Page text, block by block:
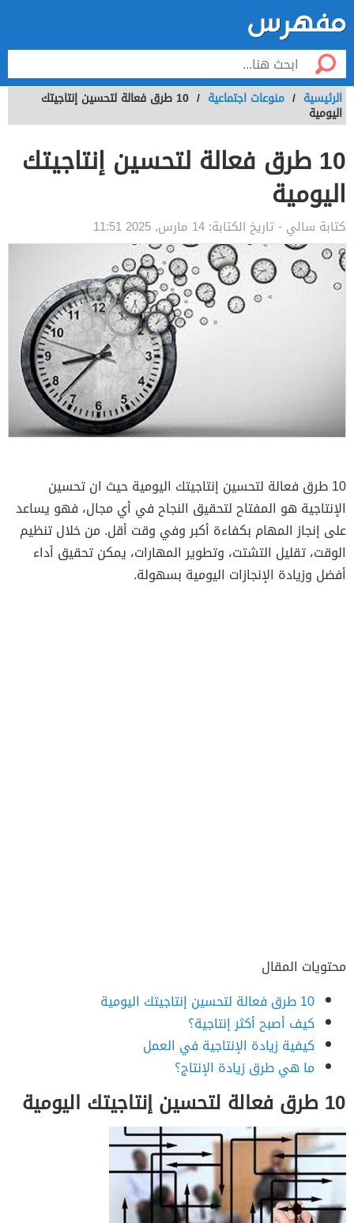
الرئيسية / منوعات اجتماعية / 10 طرق فعالة لتحسين إنتاجيتك
اليومية
10 طرق فعالة لتحسين إنتاجيتك
اليومية
كتابة سالي - تاريخ الكتابة: 14 مارس, 2025 11:51
10 طرق فعالة لتحسين إنتاجيتك اليومية حيث ان تحسين
الإنتاجية هو المفتاح لتحقيق النجاح في أي مجال، فهو يساعد
على إنجاز المهام بكفاءة أكبر وفي وقت أقل. من خلال تنظيم
الوقت، تقليل التشتت، وتطوير المهارات، يمكن تحقيق أداء
أفضل وزيادة الإنجازات اليومية بسهولة.
محتويات المقال
10 طرق فعالة لتحسين إنتاجيتك اليومية
كيف أصبح أكثر إنتاجية؟
كيفية زيادة الإنتاجية في العمل
ما هي طرق زيادة الإنتاج؟
10 طرق فعالة لتحسين إنتاجيتك اليومية